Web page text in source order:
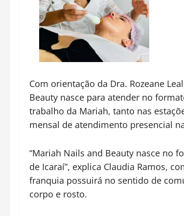
Com orientação da Dra. Rozeane
Beauty nasce para atender no
trabalho da Mariah, tanto nas
mensal de atendimento presencial
“Mariah Nails and Beauty nasce no
de Icaraí”, explica Claudia Ramos,
franquia possuirá no sentido de
corpo e rosto.